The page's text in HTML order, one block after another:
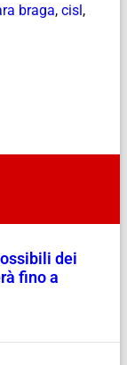
braga, cisl,
dei
fino a